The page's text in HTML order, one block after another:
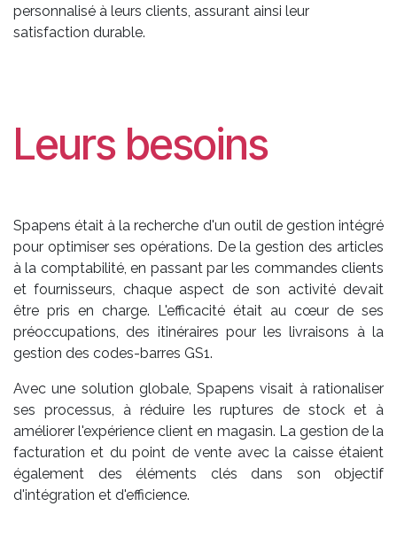
personnalisé à leurs clients, assurant ainsi leur
satisfaction durable.
Leurs besoins
Spapens était à la recherche d'un outil de gestion intégré
pour optimiser ses opérations. De la gestion des articles
à la comptabilité, en passant par les commandes clients
et fournisseurs, chaque aspect de son activité devait
être pris en charge. L'efficacité était au cœur de ses
préoccupations, des itinéraires pour les livraisons à la
gestion des codes-barres GS1.
Avec une solution globale, Spapens visait à rationaliser
ses processus, à réduire les ruptures de stock et à
améliorer l'expérience client en magasin. La gestion de la
facturation et du point de vente avec la caisse étaient
également des éléments clés dans son objectif
d'intégration et d'efficience.